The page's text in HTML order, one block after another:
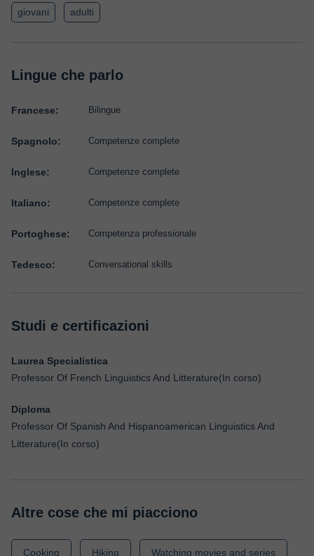
giovani adulti
Lingue che parlo
Francese: Bilingue
Spagnolo: Competenze complete
Inglese: Competenze complete
Italiano: Competenze complete
Portoghese: Competenza professionale
Tedesco: Conversational skills
Studi e certificazioni
Laurea Specialistica
Professor Of French Linguistics And Litterature(In corso)
Diploma
Professor Of Spanish And Hispanoamerican Linguistics And
Litterature(In corso)
Altre cose che mi piacciono
Cooking Hiking Watching movies and series